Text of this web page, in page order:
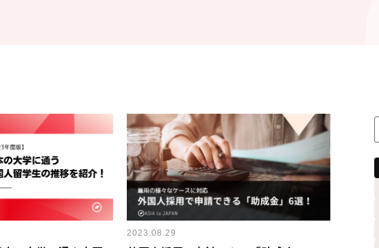
2023.08.29